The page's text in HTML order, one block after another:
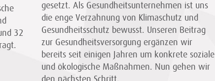
32
gesetzt. Als Gesundheitsunternehmen ist uns
die enge Verzahnung von Klimaschutz und
Gesundheitsschutz bewusst. Unseren Beitrag
zur Gesundheitsversorgung ergänzen wir
bereits seit einigen Jahren um konkrete soziale
und ökologische Maßnahmen. Nun gehen wir
den nächsten Schritt.